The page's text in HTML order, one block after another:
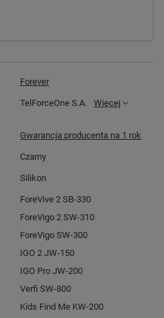
Forever
TelForceOne S.A. Więcej
Gwarancja producenta na 1 rok
Czarny
Silikon
ForeVive 2 SB-330
ForeVigo 2 SW-310
ForeVigo SW-300
IGO 2 JW-150
IGO Pro JW-200
Verfi SW-800
Kids Find Me KW-200